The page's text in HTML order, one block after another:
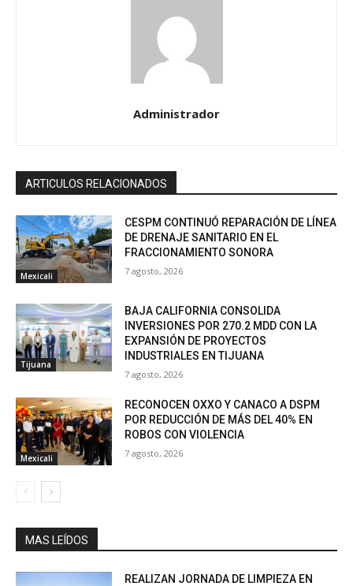
Administrador
ARTICULOS RELACIONADOS
Mexicali
CESPM CONTINUÓ REPARACIÓN DE LÍNEA
DE DRENAJE SANITARIO EN EL
FRACCIONAMIENTO SONORA
7 agosto, 2026
Tijuana
BAJA CALIFORNIA CONSOLIDA
INVERSIONES POR 270.2 MDD CON LA
EXPANSIÓN DE PROYECTOS
INDUSTRIALES EN TIJUANA
7 agosto, 2026
Mexicali
RECONOCEN OXXO Y CANACO A DSPM
POR REDUCCIÓN DE MÁS DEL 40% EN
ROBOS CON VIOLENCIA
7 agosto, 2026
MAS LEÍDOS
REALIZAN JORNADA DE LIMPIEZA EN